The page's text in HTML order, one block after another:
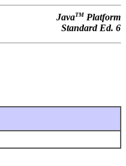
JavaTM Platform
Standard Ed. 6